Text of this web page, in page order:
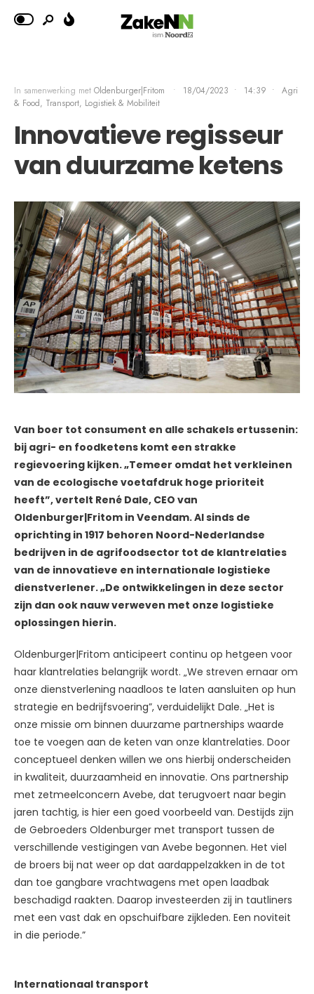
In samenwerking met Oldenburger|Fritom • 18/04/2023 • 14:39 •
Agri
& Food, Transport, Logistiek & Mobiliteit
Innovatieve regisseur
van duurzame ketens
Van boer tot consument en alle schakels ertussenin:
bij agri- en foodketens komt een strakke
regievoering kijken. „Temeer omdat het verkleinen
van de ecologische voetafdruk hoge prioriteit
heeft”, vertelt René Dale, CEO van
Oldenburger|Fritom in Veendam. Al sinds de
oprichting in 1917 behoren Noord-Nederlandse
bedrijven in de agrifoodsector tot de klantrelaties
van de innovatieve en internationale logistieke
dienstverlener. „De ontwikkelingen in deze sector
zijn dan ook nauw verweven met onze logistieke
oplossingen hierin.
Oldenburger|Fritom anticipeert continu op hetgeen voor
haar klantrelaties belangrijk wordt. „We streven ernaar om
onze dienstverlening naadloos te laten aansluiten op hun
strategie en bedrijfsvoering”, verduidelijkt Dale. „Het is
onze missie om binnen duurzame partnerships waarde
toe te voegen aan de keten van onze klantrelaties. Door
conceptueel denken willen we ons hierbij onderscheiden
in kwaliteit, duurzaamheid en innovatie. Ons partnership
met zetmeelconcern Avebe, dat terugvoert naar begin
jaren tachtig, is hier een goed voorbeeld van. Destijds zijn
de Gebroeders Oldenburger met transport tussen de
verschillende vestigingen van Avebe begonnen. Het viel
de broers bij nat weer op dat aardappelzakken in de tot
dan toe gangbare vrachtwagens met open laadbak
beschadigd raakten. Daarop investeerden zij in tautliners
met een vast dak en opschuifbare zijkleden. Een noviteit
in die periode.”
Internationaal transport